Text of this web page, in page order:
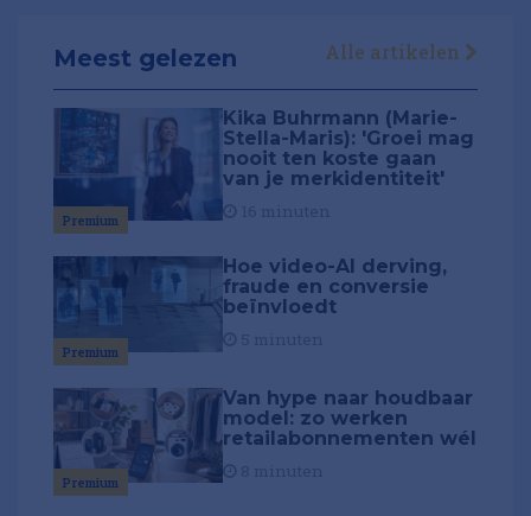
Meest gelezen Alle artikelen
Premium
Kika Buhrmann (Marie-
Stella-Maris): 'Groei mag
nooit ten koste gaan
van je merkidentiteit'
Premium
Hoe video-AI derving,
fraude en conversie
beïnvloedt
Premium
Van hype naar houdbaar
model: zo werken
retailabonnementen wél